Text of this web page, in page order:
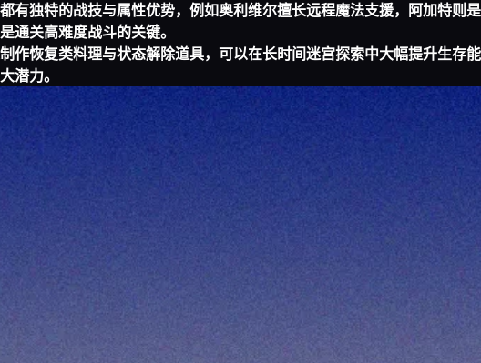
有独特的战技与属性优势，例如奥利维尔擅长远程魔法支援，阿加特则
通关高难度战斗的关键。
作恢复类料理与状态解除道具，可以在长时间迷宫探索中大幅提升生存
潜力。